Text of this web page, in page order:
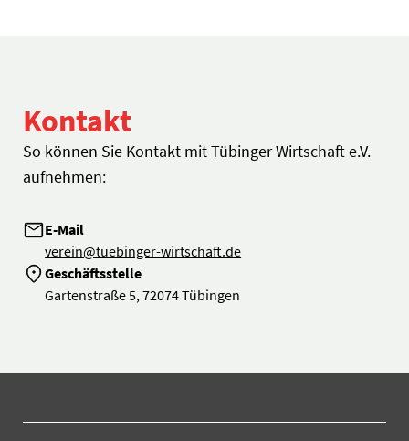
Kontakt
So können Sie Kontakt mit Tübinger Wirtschaft e.V.
aufnehmen:
E-Mail
verein@tuebinger-wirtschaft.de
Geschäftsstelle
Gartenstraße 5, 72074 Tübingen